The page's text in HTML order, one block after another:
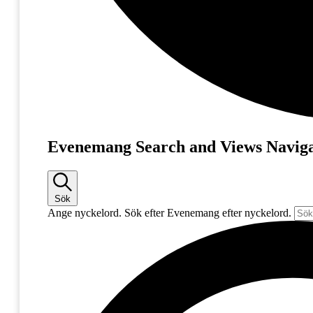
Evenemang
Evenemang Search and Views
Sök
Ange nyckelord. Sök efter Evenemang efter nyckelord.